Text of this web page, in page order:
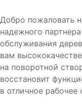
Добро пожаловать
надежного
обслуживания
вам
на поворотной
восстановит
в отличное рабочее